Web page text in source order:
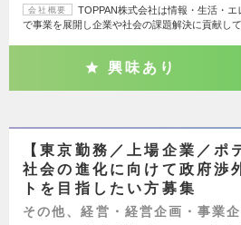
会社概要
TOPPAN株式会社は情報・生活・
で事業を展開し企業や社会の課題解決に貢献し
興味あり
【東京勤務／上場企業／ポ
社会の進化に向けて政府渉
トを目指したい方募集
その他、経営・経営企画・事業